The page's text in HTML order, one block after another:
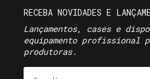
RECEBA NOVIDADES E
Lançamentos, cases e
equipamento profissional
produtoras.